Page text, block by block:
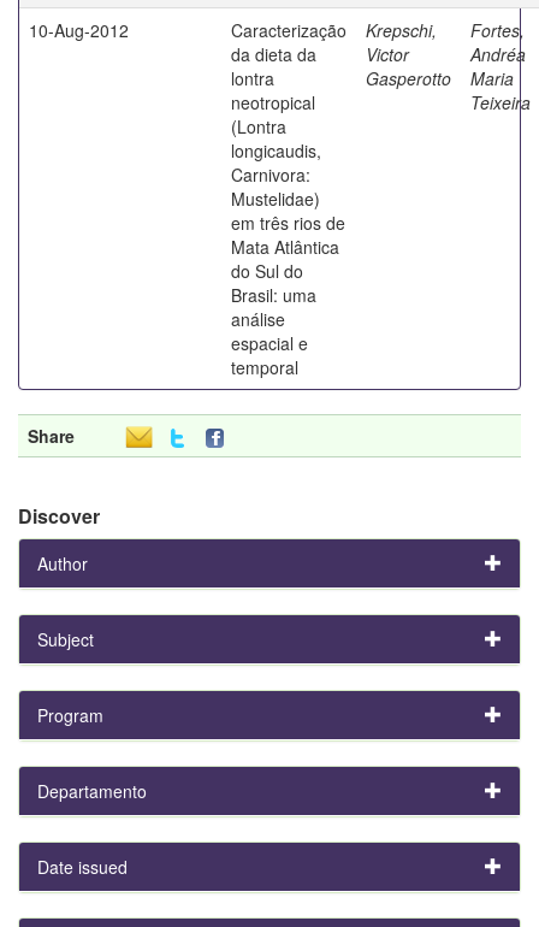
10-Aug-2012
Caracterização
da dieta da
lontra
neotropical
(Lontra
longicaudis,
Carnivora:
Mustelidae)
em três rios de
Mata Atlântica
do Sul do
Brasil: uma
análise
espacial e
temporal
Krepschi,
Victor
Gasperotto
Fortes,
Andréa
Maria
Teixeira
Share
Discover
Author
Subject
Program
Departamento
Date issued